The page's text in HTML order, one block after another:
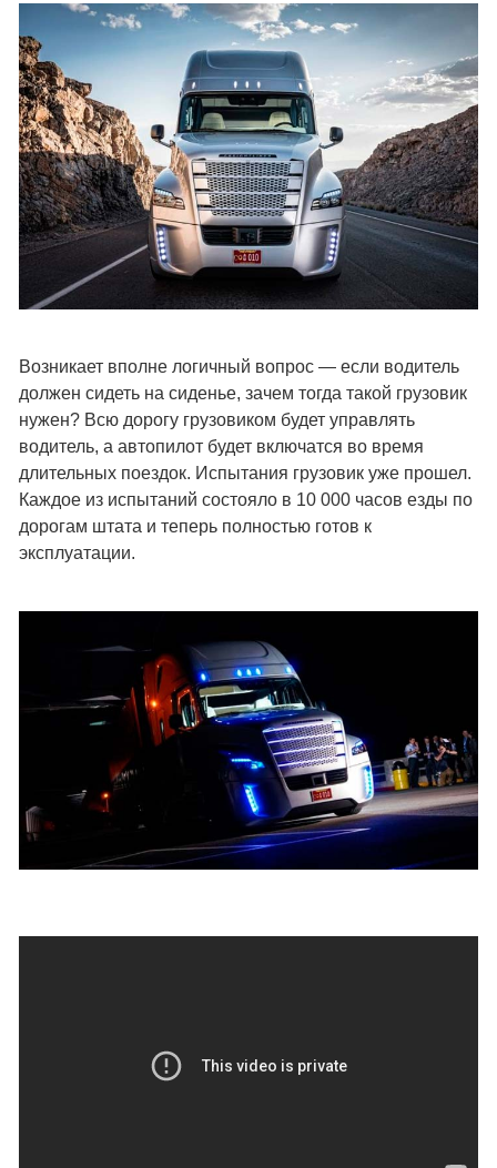
Возникает вполне логичный вопрос — если водитель
должен сидеть на сиденье, зачем тогда такой грузовик
нужен? Всю дорогу грузовиком будет управлять
водитель, а автопилот будет включатся во время
длительных поездок. Испытания грузовик уже прошел.
Каждое из испытаний состояло в 10 000 часов езды по
дорогам штата и теперь полностью готов к
эксплуатации.